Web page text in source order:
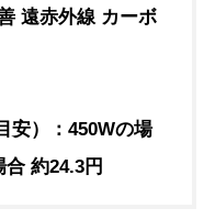
遠赤外線 カーボ
安）：450Wの場
約24.3円